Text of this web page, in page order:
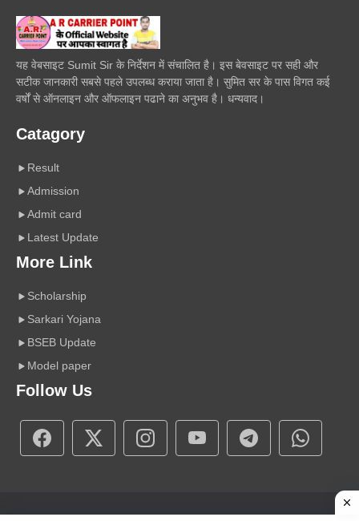
यह वेबसाइट Sumit Sir के निर्देशन में संचालित है। इस बेवसाइट पर सही और
सटीक जानकारी सबसे पहले उपलब्ध कराया जाता है। सुमित सर के पास विगत कई
वर्षों से ऑनलाइन और ऑफलाइन पढाने का अनुभव है। धन्यवाद।
Catagory
Result
Admission
Admit card
Latest Update
More Link
Scholarship
Sarkari Yojana
BSEB Update
Model paper
Follow Us